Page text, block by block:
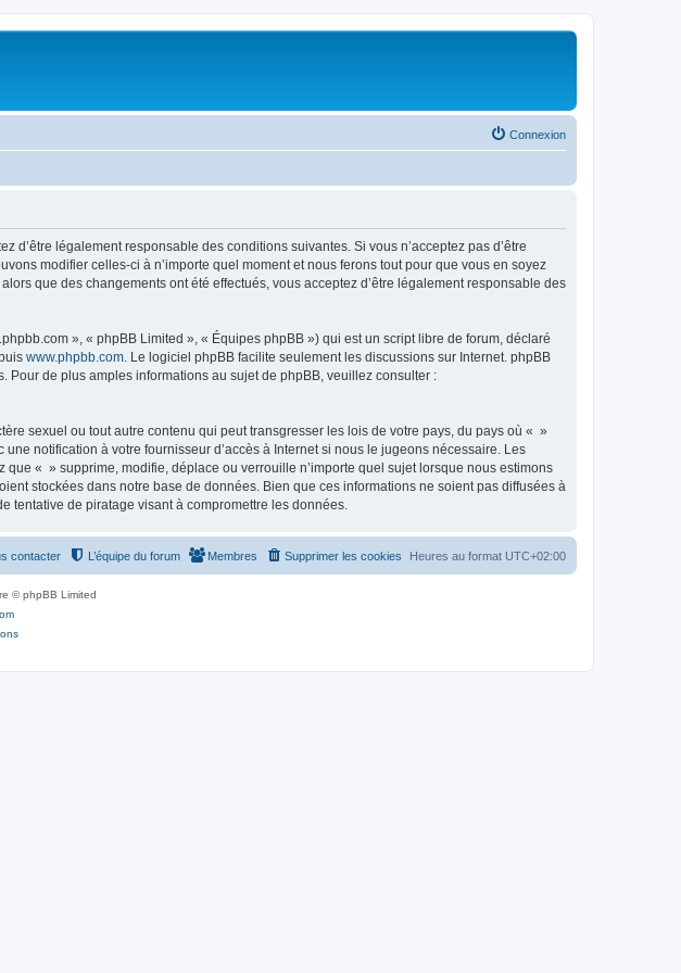
Connexion
légalement responsable des conditions suivantes. Si vous n’acceptez pas d’être
modifier celles-ci à n’importe quel moment et nous ferons tout pour que vous en soyez
que des changements ont été effectués, vous acceptez d’être légalement responsable des
», « phpBB Limited », « Équipes phpBB ») qui est un script libre de forum, déclaré
www.phpbb.com. Le logiciel phpBB facilite seulement les discussions sur Internet. phpBB
Pour de plus amples informations au sujet de phpBB, veuillez consulter :
sexuel ou tout autre contenu qui peut transgresser les lois de votre pays, du pays où « »
notification à votre fournisseur d’accès à Internet si nous le jugeons nécessaire. Les
« » supprime, modifie, déplace ou verrouille n’importe quel sujet lorsque nous estimons
stockées dans notre base de données. Bien que ces informations ne soient pas diffusées à
tentative de piratage visant à compromettre les données.
Heures au format UTC+02:00
Supprimer les cookies
Membres
L’équipe du forum
contacter
© phpBB Limited